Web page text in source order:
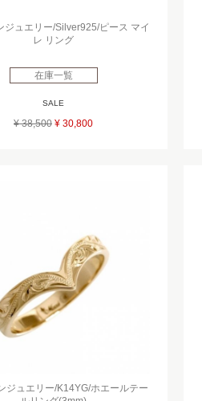
ジュエリー/Silver925/ピース マイ
レ リング
在庫一覧
SALE
¥ 38,500 ¥ 30,800
ジュエリー/K14YG/ホエールテー